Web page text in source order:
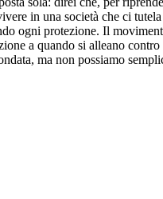
in una società che ci
ogni protezione. Il
a quando si alleano
ma non possiamo